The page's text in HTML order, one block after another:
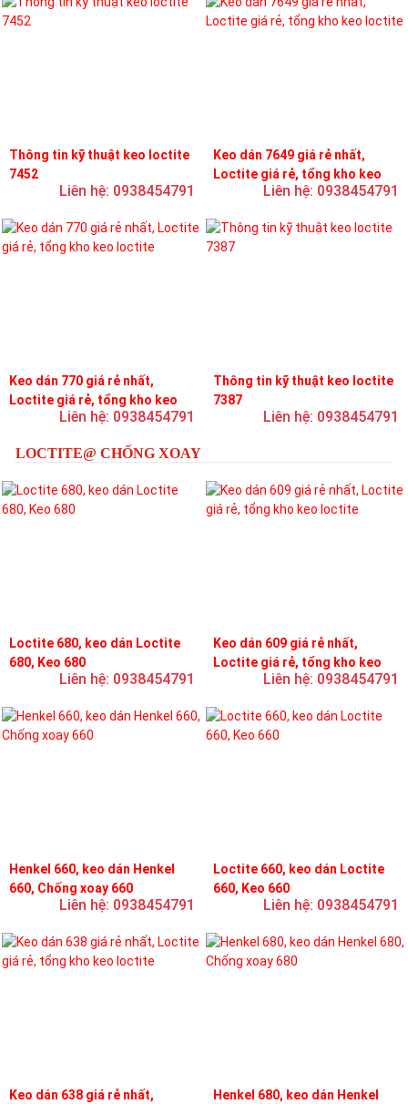
Thông tin kỹ thuật keo loctite
7452
Liên hệ: 0938454791
Keo dán 7649 giá rẻ nhất,
Loctite giá rẻ, tổng kho keo
Liên hệ: 0938454791
Keo dán 770 giá rẻ nhất,
Loctite giá rẻ, tổng kho keo
Liên hệ: 0938454791
Thông tin kỹ thuật keo loctite
7387
Liên hệ: 0938454791
LOCTITE@ CHỐNG XOAY
Loctite 680, keo dán Loctite
680, Keo 680
Liên hệ: 0938454791
Keo dán 609 giá rẻ nhất,
Loctite giá rẻ, tổng kho keo
Liên hệ: 0938454791
Henkel 660, keo dán Henkel
660, Chống xoay 660
Liên hệ: 0938454791
Loctite 660, keo dán Loctite
660, Keo 660
Liên hệ: 0938454791
Keo dán 638 giá rẻ nhất,
Henkel 680, keo dán Henkel